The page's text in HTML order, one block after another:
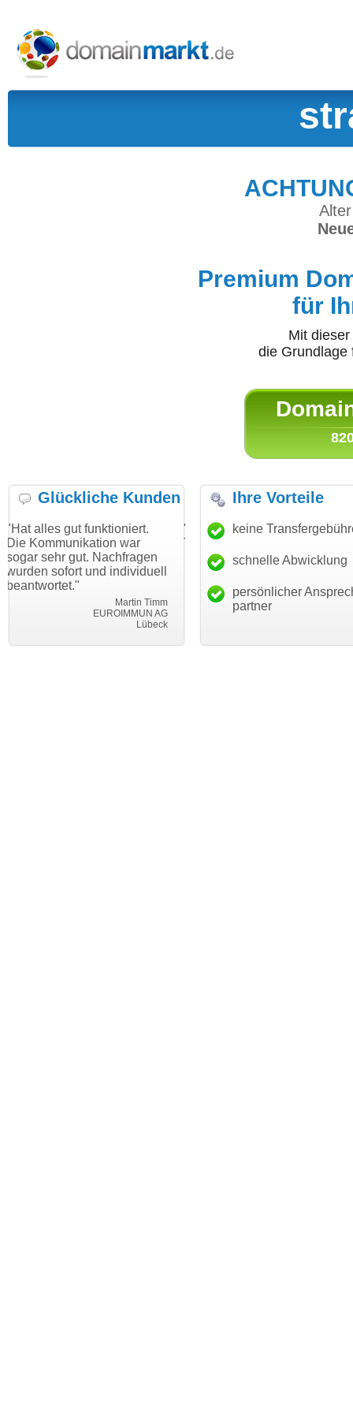
Premium
für
Mit
die
Glückliche Kunden
funktioniert.
war
Nachfragen
und individuell
"Danke für den schnellen
Transfer und guten Service!"
Thomas Schäfer
i can eckert communication GmbH
"Ich bin
haben. Die
mein
Ihre Vorteile
keine
schnelle Abwicklung
persönlicher
partner